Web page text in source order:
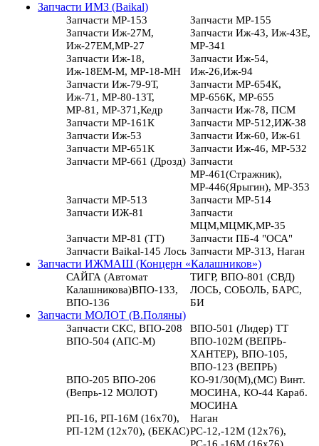
Запчасти ИМЗ (Baikal)
Запчасти МР-153
Запчасти МР-155
Запчасти Иж-27М,
Иж-27ЕМ,МР-27
Запчасти Иж-43, Иж-43Е,
МР-341
Запчасти Иж-18,
Иж-18ЕМ-М, МР-18-МН
Запчасти Иж-54,
Иж-26,Иж-94
Запчасти Иж-79-9Т,
Иж-71, МР-80-13Т,
МР-81, МР-371,Кедр
Запчасти МР-654К,
МР-656К, МР-655
Запчасти Иж-78, ПСМ
Запчасти МР-161К
Запчасти МР-512,ИЖ-38
Запчасти Иж-53
Запчасти Иж-60, Иж-61
Запчасти МР-651К
Запчасти Иж-46, МР-532
Запчасти МР-661 (Дрозд) Запчасти
МР-461(Стражник),
МР-446(Ярыгин), МР-353
Запчасти МР-513
Запчасти МР-514
Запчасти ИЖ-81
Запчасти
МЦМ,МЦМК,МР-35
Запчасти МР-81 (ТТ)
Запчасти ПБ-4 "ОСА"
Запчасти Baikal-145 Лось Запчасти МР-313, Наган
Запчасти ИЖМАШ (Концерн «Калашников»)
САЙГА (Автомат
Калашникова)ВПО-133,
ВПО-136
ТИГР, ВПО-801 (СВД)
ЛОСЬ, СОБОЛЬ, БАРС,
БИ
Запчасти МОЛОТ (В.Поляны)
Запчасти СКС, ВПО-208
ВПО-501 (Лидер) ТТ
ВПО-504 (АПС-М)
ВПО-102М (ВЕПРЬ-
ХАНТЕР), ВПО-105,
ВПО-123 (ВЕПРЬ)
ВПО-205 ВПО-206
(Вепрь-12 МОЛОТ)
КО-91/30(М),(МС) Винт.
МОСИНА, КО-44 Караб.
МОСИНА
РП-16, РП-16М (16х70),
РП-12М (12х70), (БЕКАС)
Наган
РС-12,-12М (12х76),
РС-16,-16М (16х76)